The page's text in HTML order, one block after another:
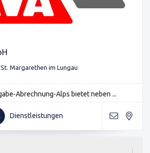
Margarethen im Lungau
Abrechnung-Alps bietet neben ...
Dienstleistungen